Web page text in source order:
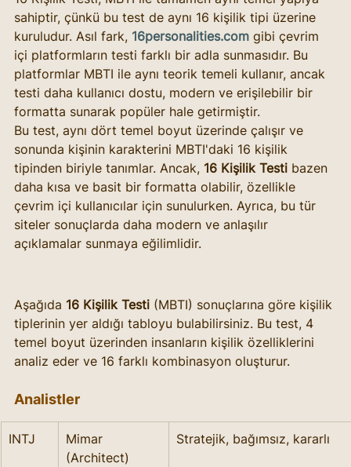
sahiptir, çünkü bu test de aynı 16 kişilik tipi üzerine
kuruludur. Asıl fark, 16personalities.com gibi çevrim
içi platformların testi farklı bir adla sunmasıdır. Bu
platformlar MBTI ile aynı teorik temeli kullanır, ancak
testi daha kullanıcı dostu, modern ve erişilebilir bir
formatta sunarak popüler hale getirmiştir.
Bu test, aynı dört temel boyut üzerinde çalışır ve
sonunda kişinin karakterini MBTI'daki 16 kişilik
tipinden biriyle tanımlar. Ancak, 16 Kişilik Testi bazen
daha kısa ve basit bir formatta olabilir, özellikle
çevrim içi kullanıcılar için sunulurken. Ayrıca, bu tür
siteler sonuçlarda daha modern ve anlaşılır
açıklamalar sunmaya eğilimlidir.
Aşağıda 16 Kişilik Testi (MBTI) sonuçlarına göre kişilik
tiplerinin yer aldığı tabloyu bulabilirsiniz. Bu test, 4
temel boyut üzerinden insanların kişilik özelliklerini
analiz eder ve 16 farklı kombinasyon oluşturur.
Analistler
INTJ
Mimar
(Architect)
Stratejik, bağımsız, kararlı